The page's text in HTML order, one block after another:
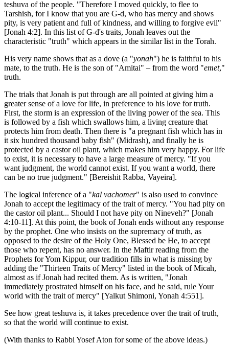
teshuva of the people. "Therefore I moved quickly, to flee to
Tarshish, for I know that you are G-d, who has mercy and shows
pity, is very patient and full of kindness, and willing to forgive evil"
[Jonah 4:2]. In this list of G-d's traits, Jonah leaves out the
characteristic "truth" which appears in the similar list in the Torah.
His very name shows that as a dove (a "yonah") he is faithful to his
mate, to the truth. He is the son of "Amitai" – from the word "emet,"
truth.
The trials that Jonah is put through are all pointed at giving him a
greater sense of a love for life, in preference to his love for truth.
First, the storm is an expression of the living power of the sea. This
is followed by a fish which swallows him, a living creature that
protects him from death. Then there is "a pregnant fish which has in
it six hundred thousand baby fish" (Midrash), and finally he is
protected by a castor oil plant, which makes him very happy. For life
to exist, it is necessary to have a large measure of mercy. "If you
want judgment, the world cannot exist. If you want a world, there
can be no true judgment." [Bereishit Rabba, Vayeira].
The logical inference of a "kal vachomer" is also used to convince
Jonah to accept the legitimacy of the trait of mercy. "You had pity on
the castor oil plant... Should I not have pity on Nineveh?" [Jonah
4:10-11]. At this point, the book of Jonah ends without any response
by the prophet. One who insists on the supremacy of truth, as
opposed to the desire of the Holy One, Blessed be He, to accept
those who repent, has no answer. In the Maftir reading from the
Prophets for Yom Kippur, our tradition fills in what is missing by
adding the "Thirteen Traits of Mercy" listed in the book of Micah,
almost as if Jonah had recited them. As is written, "Jonah
immediately prostrated himself on his face, and he said, rule Your
world with the trait of mercy" [Yalkut Shimoni, Yonah 4:551].
See how great teshuva is, it takes precedence over the trait of truth,
so that the world will continue to exist.
(With thanks to Rabbi Yosef Aton for some of the above ideas.)